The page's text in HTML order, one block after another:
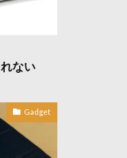
ない
Gadget